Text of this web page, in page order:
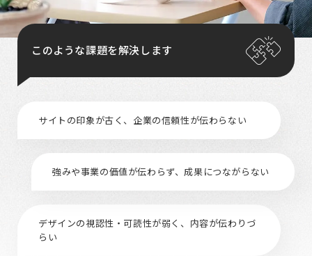
このような課題を解決します
サイトの印象が古く、企業の信頼性が伝わらない
強みや事業の価値が伝わらず、成果につながらない
デザインの視認性・可読性が弱く、内容が伝わりづ
らい